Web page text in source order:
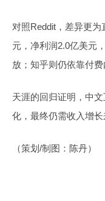
对照Reddit，差异更
元，净利润2.0亿美元
放；知乎则仍依靠付
天涯的回归证明，中
化，最终仍需收入增长
（策划/制图：陈丹）